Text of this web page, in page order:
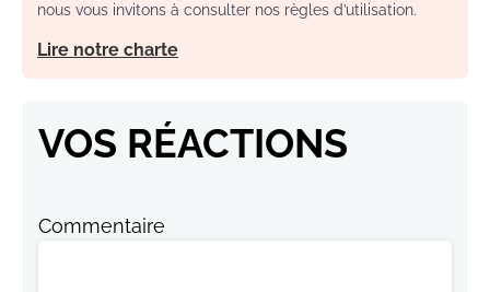
nous vous invitons à consulter nos règles d’utilisation.
Lire notre charte
VOS RÉACTIONS
Commentaire